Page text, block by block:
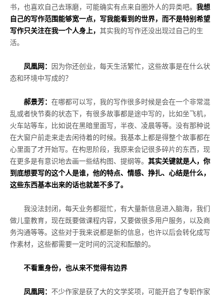
书，也喜欢自己去琢磨，可能确实有点来自圈外人的异类吧。 我想
自己的写作范围能够宽一点，写我能看到的世界，而不是特别希望
写作只关注在我一个人身上， 其实我的写作还没出现过自己的生
活。
凤凰网：
因为你还创业，每天生活繁忙，这些故事是在什么状
态和环境中写成的？
郝景芳： 在哪都可以写，我的写作很多时候是会在一个非常混
乱或者快节奏的状态下，有很多故事都是途中写的，比如坐飞机，
火车站等车，比如说在黑暗里面写，半夜、凌晨等等。没有那种说
在大窗户前走来走去闲待着的时候。我基本上都是得整个故事都在
心里面了才开始写。在构思阶段，我原来会记很多碎片的东西，现
在更多是有意识地去画一些结构图、提纲等。 其实关键就是人，你
到底想要写的这个人是谁，他的特点、情感、挣扎、心结是什么，
这些东西基本出来的话也就差不多了。
我没法封闭，每天业务都挺忙，有大量新信息进入脑海，我们
做儿童教育，现在既要做课程内容，又要做很多用户服务，以及商
务沟通等等。这些对于我来说都是新的信息，也许以后会转化成写
作素材，这些都需要一定时间的沉淀和酝酿的。
不看重身份，也从来不觉得有边界
凤凰网： 不少作家是获了大的文学奖项，可能开启了专职作家